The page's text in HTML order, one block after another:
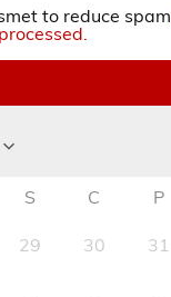
to reduce spam.
S C P
29 30 31